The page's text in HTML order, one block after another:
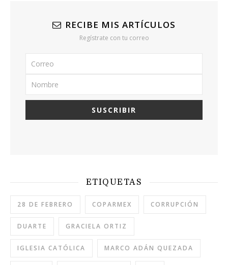
RECIBE MIS ARTÍCULOS
Regístrate con tu correo
ETIQUETAS
28 DE FEBRERO COPARMEX CORRUPCIÓN
DUARTE GRACIELA ORTIZ
IGLESIA CATÓLICA MARCO ADÁN QUEZADA